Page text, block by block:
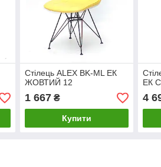
Стілець ALEX BK-ML ЕК
ЖОВТИЙ 12
1 667₴
Купити
ЕК
4